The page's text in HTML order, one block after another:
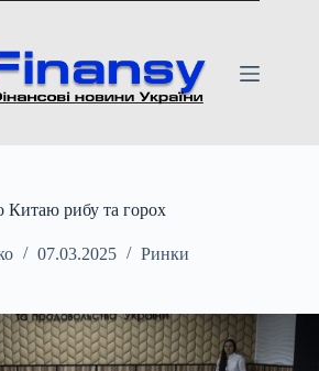
Китаю рибу та горох
07.03.2025 Ринки